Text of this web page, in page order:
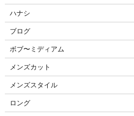
ハナシ
ブログ
ボブ〜ミディアム
メンズカット
メンズスタイル
ロング